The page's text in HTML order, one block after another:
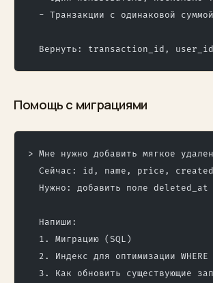
- Транзакции с одинаковой
Вернуть: transaction_id,
Помощь с миграциями
> Мне нужно добавить мягкое
Сейчас: id, name, price,
Нужно: добавить поле deleted_at
  Напиши:
  1. Миграцию (SQL)
2. Индекс для оптимизации WHERE
3. Как обновить существующие